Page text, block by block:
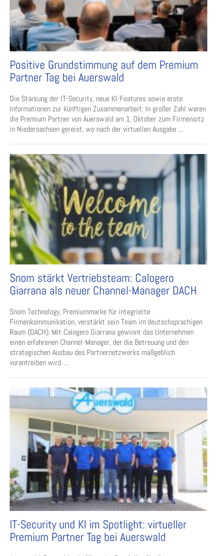
Positive Grundstimmung auf dem Premium
Partner Tag bei Auerswald
Die Stärkung der IT-Security, neue KI-Features sowie erste
Informationen zur künftigen Zusammenarbeit: In großer Zahl waren
die Premium Partner von Auerswald am 1. Oktober zum Firmensitz
in Niedersachsen gereist, wo nach der virtuellen Ausgabe ...
Snom stärkt Vertriebsteam: Calogero
Giarrana als neuer Channel-Manager DACH
Snom Technology, Premiummarke für integrierte
Firmenkommunikation, verstärkt sein Team im deutschsprachigen
Raum (DACH). Mit Calogero Giarrana gewinnt das Unternehmen
einen erfahrenen Channel-Manager, der die Betreuung und den
strategischen Ausbau des Partnernetzwerks maßgeblich
vorantreiben wird. ...
IT-Security und KI im Spotlight: virtueller
Premium Partner Tag bei Auerswald